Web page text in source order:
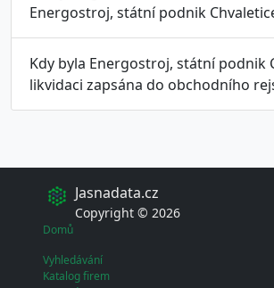
Energostroj, státní podnik
Kdy byla Energostroj, státní podnik
likvidaci zapsána do obchodního
Jasnadata.cz
Copyright © 2026
Domů
Vyhledávání
Katalog firem